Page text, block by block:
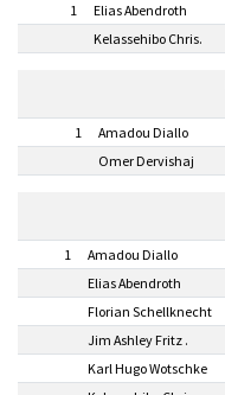
1 Elias Abendroth
Kelassehibo Chris.
1 Amadou Diallo
Omer Dervishaj
1 Amadou Diallo
Elias Abendroth
Florian Schellknecht
Jim Ashley Fritz .
Karl Hugo Wotschke